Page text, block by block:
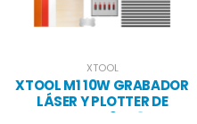
XTOOL
XTOOL M1 10W GRABADOR
LÁSER Y PLOTTER DE
CORTE 2 EN 1